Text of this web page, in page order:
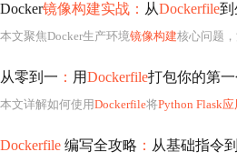
Docker镜像构建实战： 从Dockerfile到
本文聚焦Docker生产环境镜像构建核心问题
从零到一 ： 用Dockerfile打包你的第一
本文详解如何使用Dockerfile将Python Flask应
Dockerfile 编写全攻略 ： 从基础指令